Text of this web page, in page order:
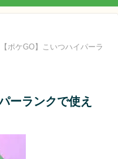
【ポケGO】こいつハイパーラ
ーランクで使え